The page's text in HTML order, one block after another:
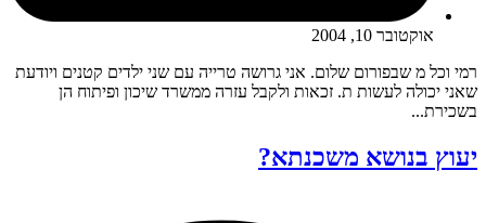
אוקטובר 10, 2004
רמי וכל מ שבפורום שלום. אני גרושה טרייה עם שני ילדים קטנים ויודעת
שאני יכולה לעשות ת. זכאות ולקבל עזרה ממשרד שיכון ופיתוח הן
בשכירת...
יעוץ בנושא משכנתא?